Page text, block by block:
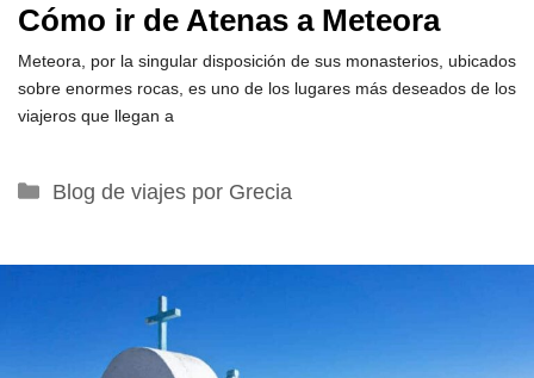
Cómo ir de Atenas a Meteora
Meteora, por la singular disposición de sus monasterios, ubicados
sobre enormes rocas, es uno de los lugares más deseados de los
viajeros que llegan a
Categorías
Blog de viajes por Grecia